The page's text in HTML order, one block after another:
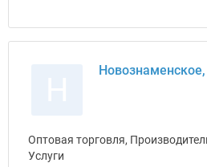
Оптовая торговля,
Услуги